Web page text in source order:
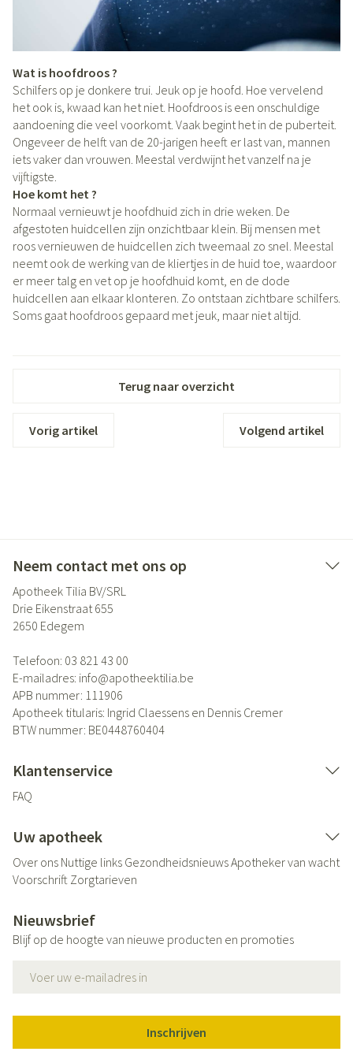
Wat is hoofdroos ?
Schilfers op je donkere trui. Jeuk op je hoofd. Hoe vervelend
het ook is, kwaad kan het niet. Hoofdroos is een onschuldige
aandoening die veel voorkomt. Vaak begint het in de puberteit.
Ongeveer de helft van de 20-jarigen heeft er last van, mannen
iets vaker dan vrouwen. Meestal verdwijnt het vanzelf na je
vijftigste.
Hoe komt het ?
Normaal vernieuwt je hoofdhuid zich in drie weken. De
afgestoten huidcellen zijn onzichtbaar klein. Bij mensen met
roos vernieuwen de huidcellen zich tweemaal zo snel. Meestal
neemt ook de werking van de kliertjes in de huid toe, waardoor
er meer talg en vet op je hoofdhuid komt, en de dode
huidcellen aan elkaar klonteren. Zo ontstaan zichtbare schilfers.
Soms gaat hoofdroos gepaard met jeuk, maar niet altijd.
Terug naar overzicht
Vorig artikel Volgend artikel
Neem contact met ons op
Apotheek Tilia BV/SRL
Drie Eikenstraat 655
2650 Edegem
Telefoon: 03 821 43 00
E-mailadres: info@apotheektilia.be
APB nummer: 111906
Apotheek titularis: Ingrid Claessens en Dennis Cremer
BTW nummer: BE0448760404
Klantenservice
FAQ
Uw apotheek
Over ons Nuttige links GezondheidsnieuwsApotheker van wacht
Voorschrift Zorgtarieven
Nieuwsbrief
Blijf op de hoogte van nieuwe producten en promoties
Inschrijven